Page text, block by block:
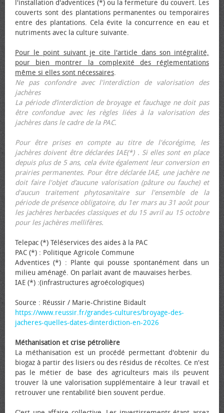
l'installation d'adventices (*) ou la fermeture du couvert. Les
couverts sont des plantations permanentes ou temporaires
entre des plantations. Cela évite la concurrence en eau et
nutriments avec la culture suivante.
Pour le point suivant je cite l'article dans son intégralité,
pour bien montrer la complexité des réglementations
même si elles sont nécessaires.
Ne pas confondre avec l'interdiction de valorisation des
jachères
La période d’interdiction de broyage et fauchage ne doit pas
être confondue avec les règles liées à la valorisation des
jachères dans le cadre de la PAC.
Pour être prises en compte au titre de l'écorégime, les
jachères doivent être déclarées IAE(*) . Si elles sont en place
depuis plus de 5 ans, cela évite également leur conversion en
prairies permanentes. Pour être déclarée IAE, une jachère ne
doit faire l'objet d’aucune valorisation (pâture ou fauche) et
d'aucun traitement phytosanitaire sur l'ensemble de la
période de présence obligatoire, du 1er mars au 31 août pour
les jachères herbacées classiques et du 15 avril au 15 octobre
pour les jachères mellifères.
Telepac (*) Téléservices des aides à la PAC
PAC (*) : Politique Agricole Commune
Adventices (*) : Plante qui pousse spontanément dans un
milieu aménagé. On parlait avant de mauvaises herbes.
IAE (*) :(infrastructures agroécologiques)
Source : Réussir / Marie-Christine Bidault
https://www.reussir.fr/grandes-cultures/broyage-des-
jacheres-quelles-dates-dinterdiction-en-2026
Méthanisation et crise pétrolière
La méthanisation est un procédé permettant d'obtenir du
biogaz à partir des lisiers ou des résidus de récoltes. Ce n'est
pas le métier de base des agriculteurs mais ils peuvent
trouver là une valorisation supplémentaire à leur travail et
retrouver une rentabilité bien souvent perdue.